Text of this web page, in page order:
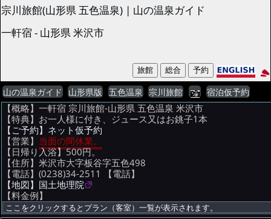
宗川旅館(山形県 五色温泉) | 山の温泉ガイド
一軒宿 - 山形県 米沢市
山の温泉ガイド 山形県版 五色温泉 宗川旅館 宿泊仮予約
【概略】一軒宿 宗川旅館-山形県 五色温泉 米沢市
【特典】お一人様に付き、ジュース又はお銚子1本
【ご予約】ネット仮予約
【営業】 当面の間休業。
【日帰り入浴】500円。
【住所】米沢市大字板谷字五色498
【電話】(0238)34-2511
【電話】
【地図】国土地理院
【料金例】